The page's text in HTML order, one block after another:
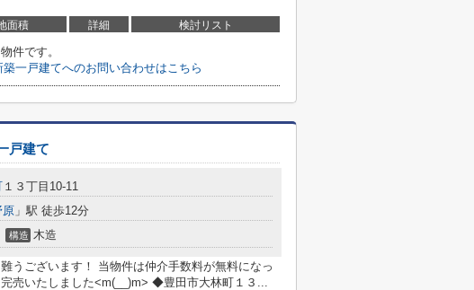
面積 詳細 検討リスト
件です。
一戸建てへのお問い合わせはこちら
戸建て
１３丁目10-11
原 」駅 徒歩12分
構造 木造
うございます！ 当物件は仲介手数料が無料になっ
売いたしました<m(__)m> ◆豊田市大林町１３...